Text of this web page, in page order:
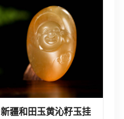
新疆和田玉黄沁籽玉挂